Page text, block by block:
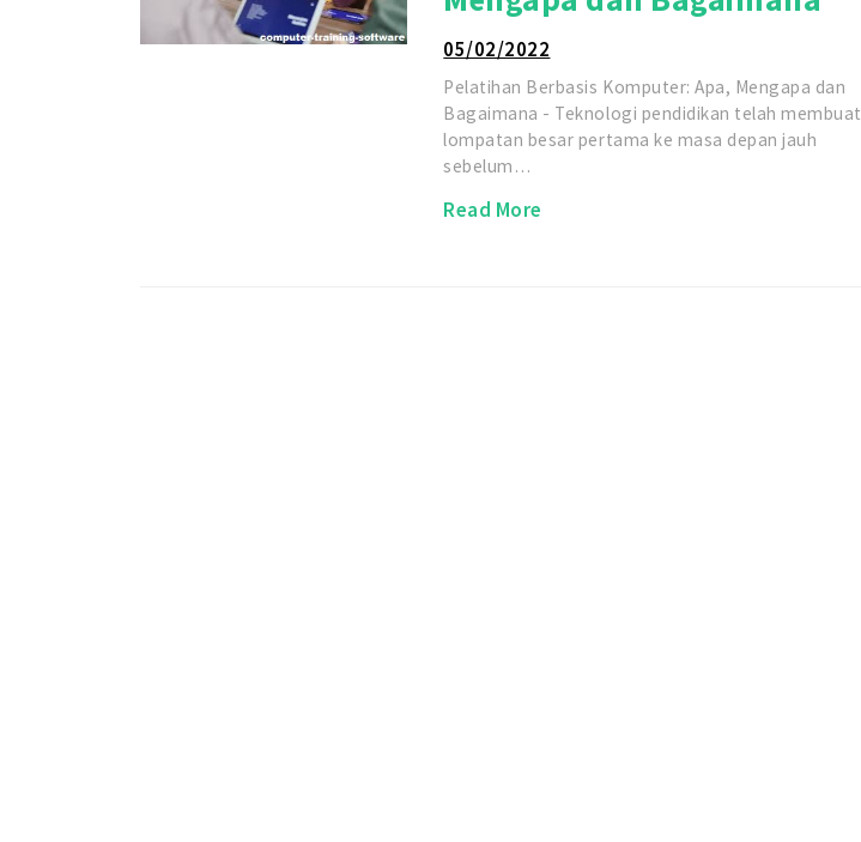
05/02/2022
Pelatihan Berbasis Komputer: Apa, Mengapa dan
Bagaimana - Teknologi pendidikan telah membuat
lompatan besar pertama ke masa depan jauh
sebelum…
Read More